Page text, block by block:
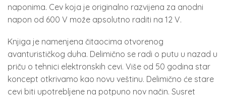
naponima. Cev koja je originalno razvijena za anodni
napon od 600 V može apsolutno raditi na 12 V.
Knjiga je namenjena čitaocima otvorenog
avanturističkog duha. Delimično se radi o putu u nazad u
priču o tehnici elektronskih cevi. Više od 50 godina star
koncept otkrivamo kao novu veštinu. Delimično će stare
cevi biti upotrebljene na potpuno nov način. Susret